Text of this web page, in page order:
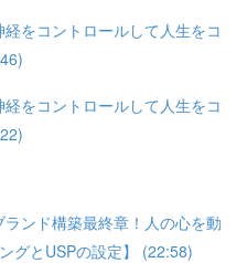
をコントロールして人生をコ
をコントロールして人生をコ
ンド構築最終章！人の心を動
グとUSPの設定】 (22:58)